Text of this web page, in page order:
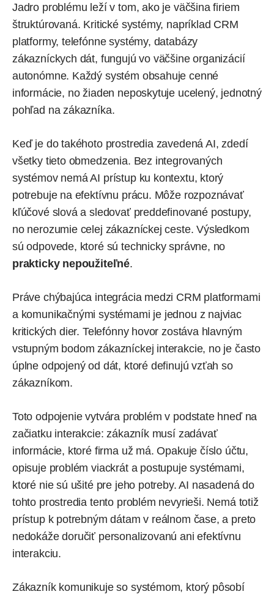
Jadro problému leží v tom, ako je väčšina firiem
štruktúrovaná. Kritické systémy, napríklad CRM
platformy, telefónne systémy, databázy
zákazníckych dát, fungujú vo väčšine organizácií
autonómne. Každý systém obsahuje cenné
informácie, no žiaden neposkytuje ucelený, jednotný
pohľad na zákazníka.
Keď je do takéhoto prostredia zavedená AI, zdedí
všetky tieto obmedzenia. Bez integrovaných
systémov nemá AI prístup ku kontextu, ktorý
potrebuje na efektívnu prácu. Môže rozpoznávať
kľúčové slová a sledovať preddefinované postupy,
no nerozumie celej zákazníckej ceste. Výsledkom
sú odpovede, ktoré sú technicky správne, no
prakticky nepoužiteľné.
Práve chýbajúca integrácia medzi CRM platformami
a komunikačnými systémami je jednou z najviac
kritických dier. Telefónny hovor zostáva hlavným
vstupným bodom zákazníckej interakcie, no je často
úplne odpojený od dát, ktoré definujú vzťah so
zákazníkom.
Toto odpojenie vytvára problém v podstate hneď na
začiatku interakcie: zákazník musí zadávať
informácie, ktoré firma už má. Opakuje číslo účtu,
opisuje problém viackrát a postupuje systémami,
ktoré nie sú ušité pre jeho potreby. AI nasadená do
tohto prostredia tento problém nevyrieši. Nemá totiž
prístup k potrebným dátam v reálnom čase, a preto
nedokáže doručiť personalizovanú ani efektívnu
interakciu.
Zákazník komunikuje so systémom, ktorý pôsobí